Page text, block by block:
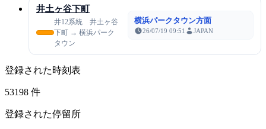
井土ヶ谷下町
井12系統 井土ヶ谷
下町 → 横浜パーク
タウン
横浜パークタウン方面
26/07/19 09:51 JAPAN
登録された時刻表
53198 件
登録された停留所